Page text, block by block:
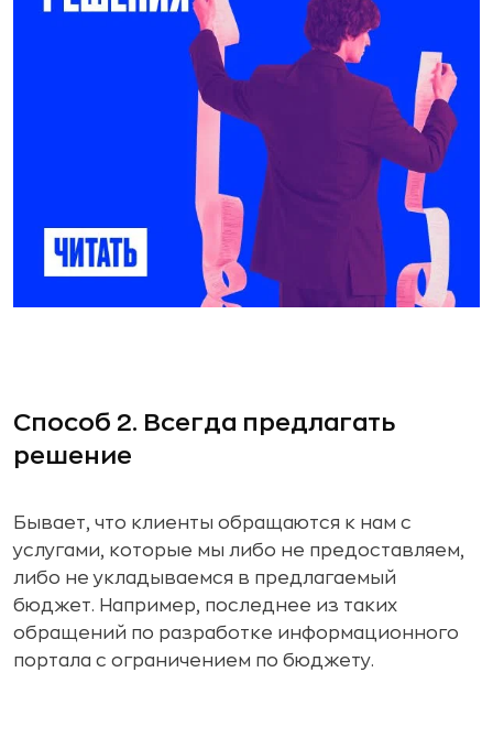
Способ 2. Всегда предлагать
решение
Бывает, что клиенты обращаются к нам с
услугами, которые мы либо не предоставляем,
либо не укладываемся в предлагаемый
бюджет. Например, последнее из таких
обращений по разработке информационного
портала с ограничением по бюджету.